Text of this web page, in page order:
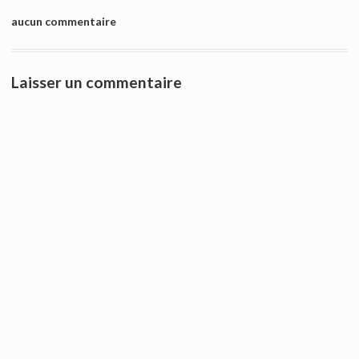
aucun commentaire
Laisser un commentaire